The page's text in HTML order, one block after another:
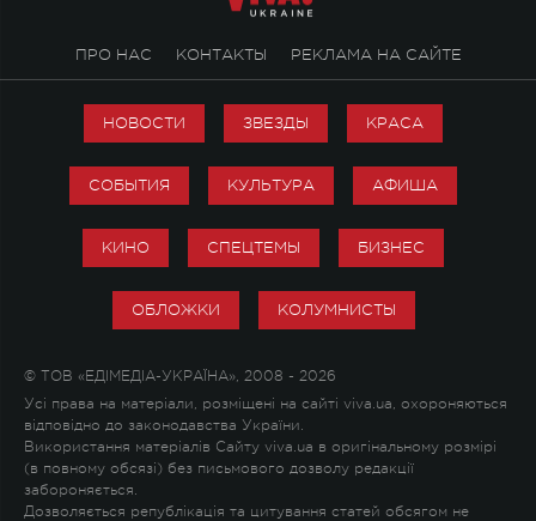
ПРО НАС КОНТАКТЫ РЕКЛАМА НА САЙТЕ
НОВОСТИ ЗВЕЗДЫ КРАСА
СОБЫТИЯ КУЛЬТУРА АФИША
КИНО СПЕЦТЕМЫ БИЗНЕС
ОБЛОЖКИ КОЛУМНИСТЫ
© ТОВ «ЕДІМЕДІА-УКРАЇНА», 2008 - 2026
Усі права на матеріали, розміщені на сайті viva.ua, охороняються
відповідно до законодавства України.
Використання матеріалів Сайту viva.ua в оригінальному розмірі
(в повному обсязі) без письмового дозволу редакції
забороняється.
Дозволяється републікація та цитування статей обсягом не